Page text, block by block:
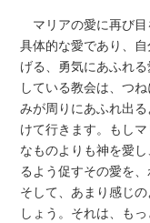
マリアの愛に再び目
具体的な愛であり、
げる、勇気にあふれ
している教会は、つ
みが周りにあふれ出
けて行きます。もし
なものよりも神を愛
るよう促すその愛を
そして、あまり感じ
しょう。それは、も